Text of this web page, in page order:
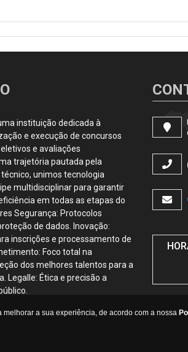
a sua experiência, de acordo com a nossa
instituição dedicada à
e execução de concursos
e avaliações
trajetória pautada pela
unimos tecnologia
multidisciplinar para garantir
em todas as etapas do
Segurança: Protocolos
de dados. Inovação:
inscrições e processamento de
Foco total na
dos melhores talentos para a
Legalle: Ética e precisão a